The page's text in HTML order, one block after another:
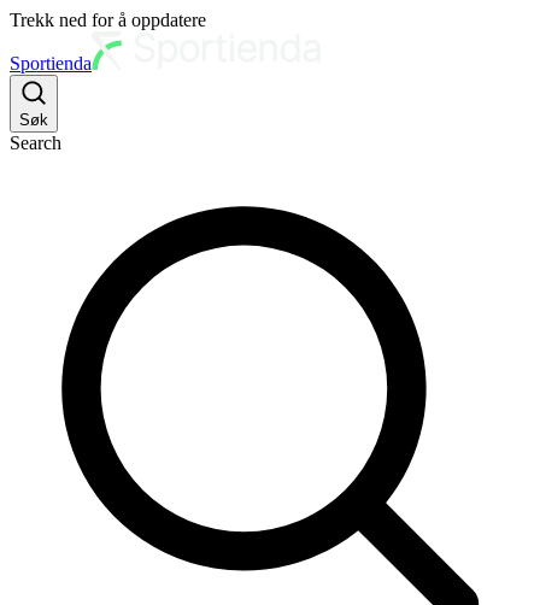
Trekk ned for å oppdatere
Sportienda
Søk
Search